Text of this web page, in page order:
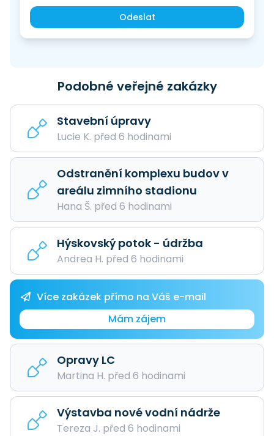
Odeslat
Podobné veřejné zakázky
Stavební úpravy
Lucie K. před 6 hodinami
Odstranění komplexu budov v
areálu zimního stadionu
Hana Š. před 6 hodinami
Hýskovský potok - údržba
Andrea H. před 6 hodinami
Více zakázek přímo na Váš e-mail
Mám zájem
Opravy LC
Martina H. před 6 hodinami
Výstavba nové vodní nádrže
Tereza J. před 6 hodinami